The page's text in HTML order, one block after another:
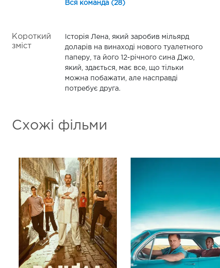
Вся команда (28)
Короткий
зміст
Історія Лена, який заробив мільярд
доларів на винаході нового туалетного
паперу, та його 12-річного сина Джо,
який, здається, має все, що тільки
можна побажати, але насправді
потребує друга.
Схожі фільми